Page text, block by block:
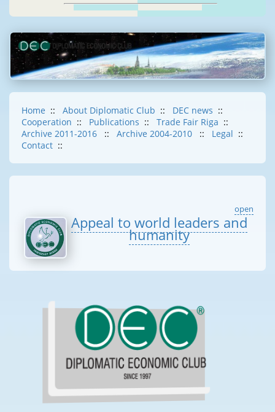
Home :: About Diplomatic Club :: DEC news ::
Cooperation :: Publications :: Trade Fair Riga ::
Archive 2011-2016
:: Archive 2004-2010 :: Legal ::
Contact ::
open
Appeal to world leaders and
humanity